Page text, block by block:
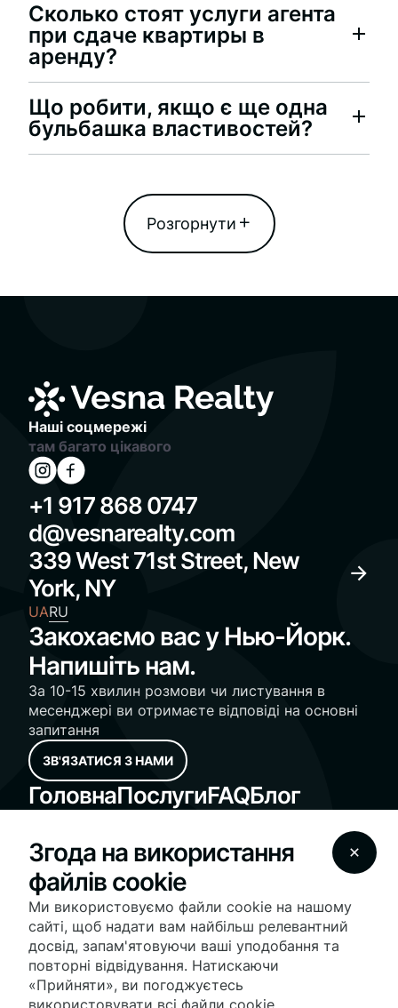
Сколько стоят услуги агента
при сдаче квартиры в
аренду?
Що робити, якщо є ще одна
бульбашка властивостей?
Наші соцмережі
там багато цікавого
+1 917 868 0747
d@vesnarealty.com
339 West 71st Street, New
York, NY
UARU
Закохаємо вас у Нью-Йорк.
Напишіть нам.
За 10-15 хвилин розмови чи листування в
месенджері ви отримаєте відповіді на основні
запитання
ЗВ'ЯЗАТИСЯ З НАМИ
ГоловнаПослугиFAQБлог
Standard Operating Procedures
Fair Housing Notice
© 2024 Vesna Realty - vesnarealty.com | License
#10991236030 | All Rights Reserved
На нашому сайті використовуються файли cookie для
оптимізації роботи сайту та надання персоналізованих
послуг та реклами. Продовжуючи використання сайту,
ви погоджуєтесь з нашими умовами
файлів cookie. Додаткову інформацію про нашу
Згода на використання
файлів cookie
Ми використовуємо файли cookie на нашому
сайті, щоб надати вам найбільш релевантний
досвід, запам'ятовуючи ваші уподобання та
повторні відвідування. Натискаючи
«Прийняти», ви погоджуєтесь
використовувати всі файли cookie.